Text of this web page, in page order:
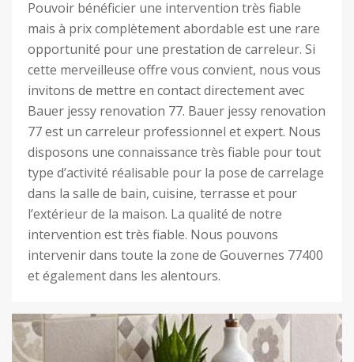
Pouvoir bénéficier une intervention très fiable
mais à prix complètement abordable est une rare
opportunité pour une prestation de carreleur. Si
cette merveilleuse offre vous convient, nous vous
invitons de mettre en contact directement avec
Bauer jessy renovation 77. Bauer jessy renovation
77 est un carreleur professionnel et expert. Nous
disposons une connaissance très fiable pour tout
type d’activité réalisable pour la pose de carrelage
dans la salle de bain, cuisine, terrasse et pour
l’extérieur de la maison. La qualité de notre
intervention est très fiable. Nous pouvons
intervenir dans toute la zone de Gouvernes 77400
et également dans les alentours.